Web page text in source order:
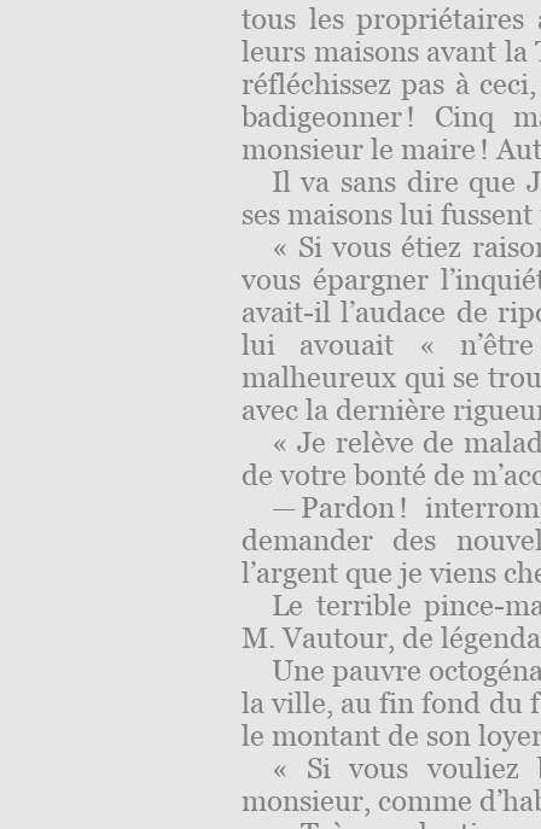
tous les
leurs maisons avant la
réfléchissez pas à
badigeonner ! Cinq
monsieur le maire !
Il va sans dire que
ses maisons lui fussent
« Si vous étiez
vous épargner
avait-il l’audace de
lui avouait «
malheureux qui se
avec la dernière
« Je relève de
de votre bonté de
— Pardon !
demander des
l’argent que je viens
Le terrible pince-
M. Vautour, de
Une pauvre
la ville, au fin fond du
le montant de son
« Si vous
monsieur, comme